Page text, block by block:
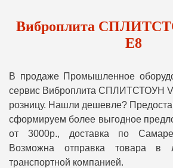
Виброплита
E8
В продаже Промышленное
сервис Виброплита СПЛИТСТОУН
розницу. Нашли дешевле?
сформируем более выгодное
от 3000р., доставка по
Возможна отправка товара
транспортной компанией.